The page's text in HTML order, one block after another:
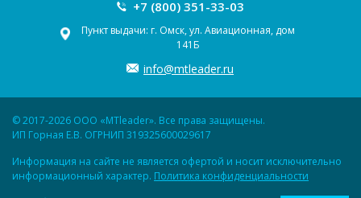
+7 (800) 351-33-03
Пункт выдачи: г. Омск, ул. Авиационная, дом
141Б
info@mtleader.ru
© 2017-2026 ООО «MTleader». Все права защищены.
ИП Горная Е.В. ОГРНИП 319325600029617
Информация на сайте не является офертой и носит исключительно
информационный характер. Политика конфиденциальности